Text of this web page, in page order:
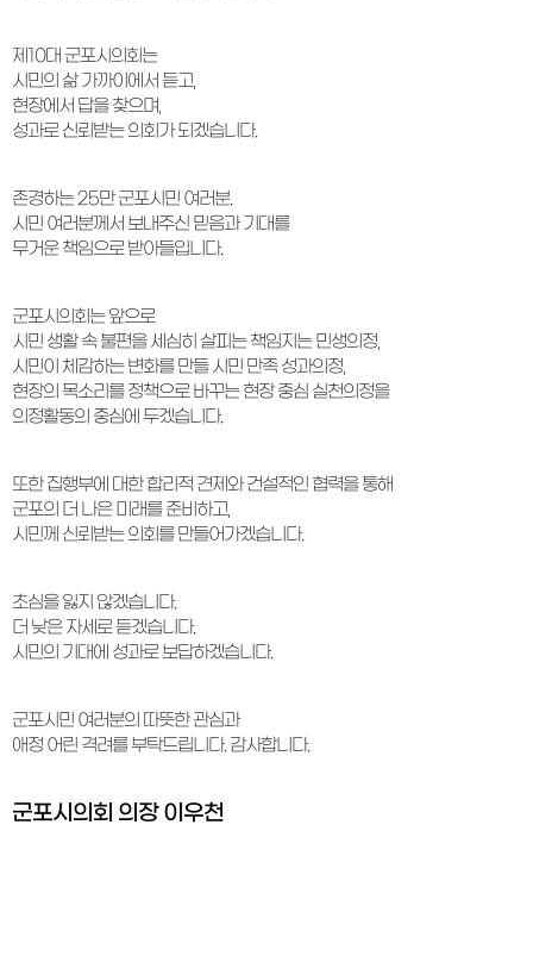
제10대 군포시의회는
시민의 삶 가까이에서 듣고,
현장에서 답을 찾으며,
성과로 신뢰받는 의회가 되겠습니다.
존경하는 25만 군포시민 여러분.
시민 여러분께서 보내주신 믿음과 기대를
무거운 책임으로 받아들입니다.
군포시의회는 앞으로
시민 생활 속 불편을 세심히 살피는 책임지는 민생의정,
시민이 체감하는 변화를 만들 시민 만족 성과의정,
현장의 목소리를 정책으로 바꾸는 현장 중심 실천의정을
의정활동의 중심에 두겠습니다.
또한 집행부에 대한 합리적 견제와 건설적인 협력을 통해
군포의 더 나은 미래를 준비하고,
시민께 신뢰받는 의회를 만들어가겠습니다.
초심을 잃지 않겠습니다.
더 낮은 자세로 듣겠습니다.
시민의 기대에 성과로 보답하겠습니다.
군포시민 여러분의 따뜻한 관심과
애정 어린 격려를 부탁드립니다. 감사합니다.
군포시의회 의장 이우천